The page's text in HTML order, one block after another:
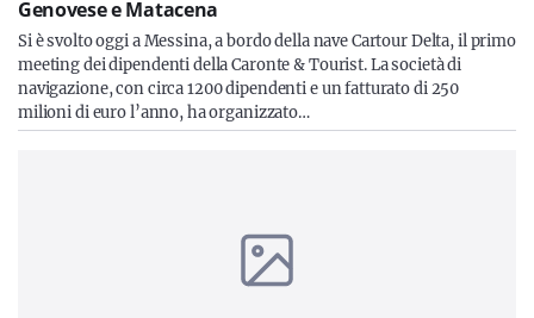
Genovese e Matacena
Si è svolto oggi a Messina, a bordo della nave Cartour Delta, il primo
meeting dei dipendenti della Caronte & Tourist. La società di
navigazione, con circa 1200 dipendenti e un fatturato di 250
milioni di euro l’anno, ha organizzato…